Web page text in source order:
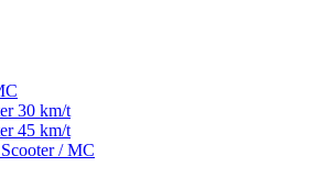
30 km/t
45 km/t
/ MC